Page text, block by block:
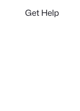
Get Help